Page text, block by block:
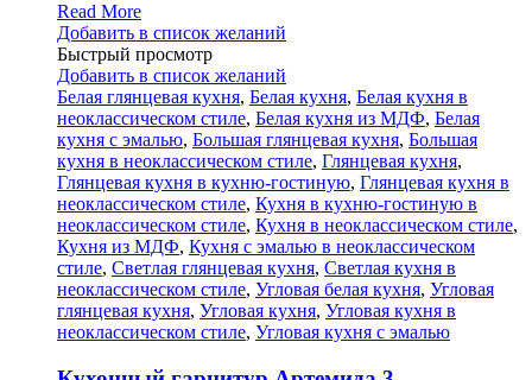
Read More
Добавить в список желаний
Быстрый просмотр
Добавить в список желаний
Белая глянцевая кухня, Белая кухня, Белая кухня в
неоклассическом стиле, Белая кухня из МДФ, Белая
кухня с эмалью, Большая глянцевая кухня, Большая
кухня в неоклассическом стиле, Глянцевая кухня,
Глянцевая кухня в кухню-гостиную, Глянцевая кухня в
неоклассическом стиле, Кухня в кухню-гостиную в
неоклассическом стиле, Кухня в неоклассическом стиле,
Кухня из МДФ, Кухня с эмалью в неоклассическом
стиле, Светлая глянцевая кухня, Светлая кухня в
неоклассическом стиле, Угловая белая кухня, Угловая
глянцевая кухня, Угловая кухня, Угловая кухня в
неоклассическом стиле, Угловая кухня с эмалью